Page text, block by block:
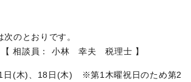
のとおりです。
【 相談員： 小林 幸夫 税理士 】
日(木)
、18日(木) ※第1木曜祝日のため第2